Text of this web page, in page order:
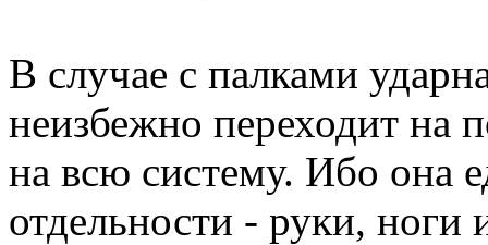
В случае с палками
неизбежно переходит на
на всю систему. Ибо она
отдельности - руки, ноги